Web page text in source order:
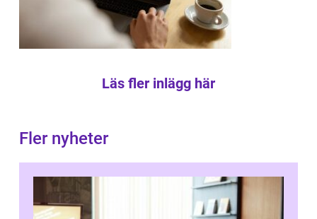
Läs fler inlägg här
Fler nyheter